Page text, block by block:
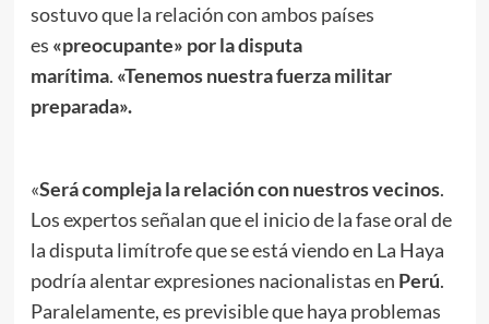
sostuvo que la relación con ambos países
es «preocupante» por la disputa
marítima. «Tenemos nuestra fuerza militar
preparada».
«Será compleja la relación con nuestros vecinos.
Los expertos señalan que el inicio de la fase oral de
la disputa limítrofe que se está viendo en La Haya
podría alentar expresiones nacionalistas en Perú.
Paralelamente, es previsible que haya problemas